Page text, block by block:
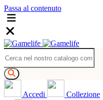
Passa al contenuto
Accedi Collezione